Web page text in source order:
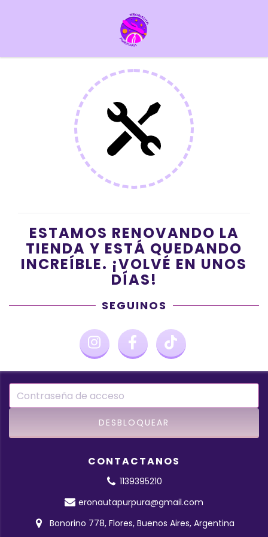
ESTAMOS RENOVANDO LA
TIENDA Y ESTÁ QUEDANDO
INCREÍBLE. ¡VOLVÉ EN UNOS
DÍAS!
SEGUINOS
CONTACTANOS
1139395210
eronautapurpura@gmail.com
Bonorino 778, Flores, Buenos Aires, Argentina